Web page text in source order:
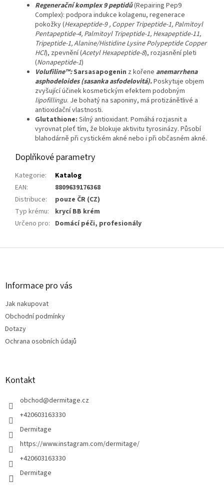
Regenerační komplex 9 peptidů(Repairing Pep9
Complex): podpora indukce kolagenu, regenerace
pokožky (Hexapeptide-9 , Copper Tripeptide-1, Palmitoyl
Pentapeptide-4, Palmitoyl Tripeptide-1, Hexapeptide-11,
Tripeptide-1, Alanine/Histidine Lysine Polypeptide Copper
HCl), zpevnění (Acetyl Hexapeptide-8), rozjasnění pleti
(Nonapeptide-1)
Volufiline™:Sarsasapogenin z kořene anemarrhena
asphodeloides(sasankaasfodelovitá).Poskytuje objem
zvyšující účinek kosmetickým efektem podobným
lipofillingu. Je bohatý na saponiny, má protizánětlivé a
antioxidační vlastnosti.
Glutathione: Silný antioxidant. Pomáhá rozjasnit a
vyrovnat pleť tím, že blokuje aktivitu tyrosinázy. Působí
blahodárně při cystickém akné nebo i při občasném akné.
Doplňkové parametry
Kategorie:
Katalog
EAN:
8809639176368
Distribuce:
pouze ČR (CZ)
Typ krému:
krycí BB krém
Určeno pro: Domácí péči, profesionály
Z
Informace pro vás
Jak nakupovat
Obchodní podmínky
Dotazy
Ochrana osobních údajů
Kontakt
obchod@dermitage.cz
+420603163330
Dermitage
https://www.instagram.com/dermitage/
+420603163330
Dermitage